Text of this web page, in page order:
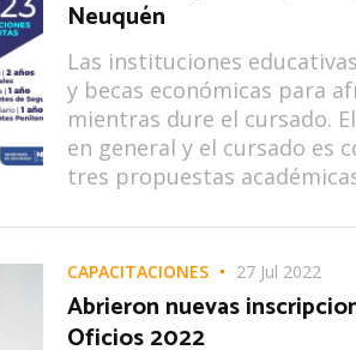
Neuquén
Las instituciones
y becas económicas para
mientras dure el cursado.
en general y el cursado es
tres propuestas
CAPACITACIONES 27 Jul 2022
Abrieron nuevas
Oficios 2022